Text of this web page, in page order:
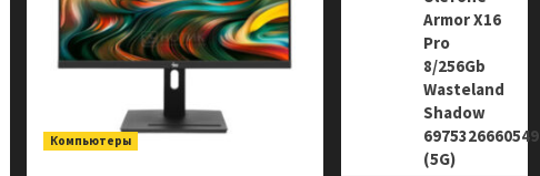
Компьютеры
Armor X16
Pro
8/256Gb
Wasteland
Shadow
6975326660549
(5G)